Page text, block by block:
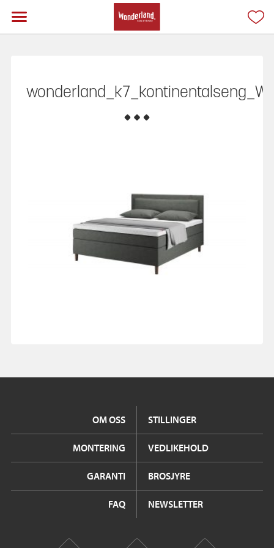
OM OSS STILLINGER
MONTERING VEDLIKEHOLD
GARANTI BROSJYRE
FAQ NEWSLETTER